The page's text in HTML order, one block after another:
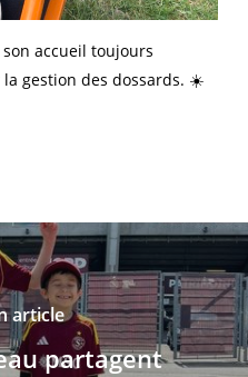
accueil toujours
gestion des dossards. ☀️
article
partagent